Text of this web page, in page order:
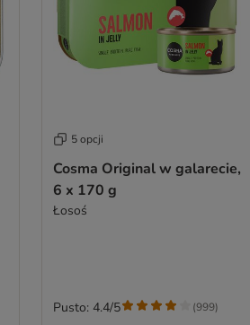
5 opcji
Cosma Original w galarecie,
6 x 170 g
Łosoś
Pusto: 4.4/5 (999)